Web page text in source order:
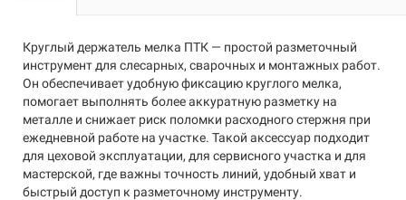
Круглый держатель мелка ПТК — простой разметочный
инструмент для слесарных, сварочных и монтажных работ.
Он обеспечивает удобную фиксацию круглого мелка,
помогает выполнять более аккуратную разметку на
металле и снижает риск поломки расходного стержня при
ежедневной работе на участке. Такой аксессуар подходит
для цеховой эксплуатации, для сервисного участка и для
мастерской, где важны точность линий, удобный хват и
быстрый доступ к разметочному инструменту.